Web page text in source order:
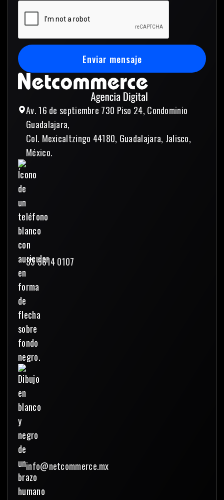
Av. 16 de septiembre 730 Piso 24, Condominio
Guadalajara,
Col. Mexicaltzingo 44180, Guadalajara, Jalisco,
México.
33 3614 0107
info@netcommerce.mx
Enviar mensaje
Enviar mensaje